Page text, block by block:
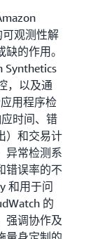
观测性解
的作用。
Synthetics
，以及通
用程序检
时间、错
）和交易计
异常检测系
错误率的不
和用于问
的
强调协作及